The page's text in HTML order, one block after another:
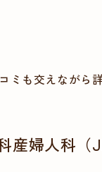
ミも交えながら
産婦人科（